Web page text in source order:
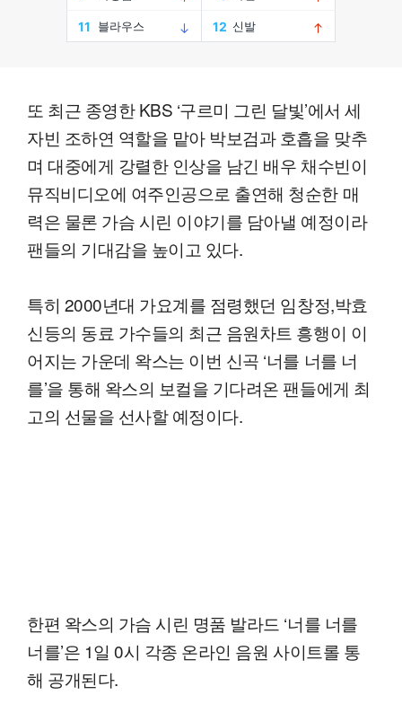
또 최근 종영한 KBS ‘구르미 그린 달빛’에서 세
자빈 조하연 역할을 맡아 박보검과 호흡을 맞추
며 대중에게 강렬한 인상을 남긴 배우 채수빈이
뮤직비디오에 여주인공으로 출연해 청순한 매
력은 물론 가슴 시린 이야기를 담아낼 예정이라
팬들의 기대감을 높이고 있다.
특히 2000년대 가요계를 점령했던 임창정,박효
신등의 동료 가수들의 최근 음원차트 흥행이 이
어지는 가운데 왁스는 이번 신곡 ‘너를 너를 너
를’을 통해 왁스의 보컬을 기다려온 팬들에게 최
고의 선물을 선사할 예정이다.
한편 왁스의 가슴 시린 명품 발라드 ‘너를 너를
너를’은 1일 0시 각종 온라인 음원 사이트롤 통
해 공개된다.